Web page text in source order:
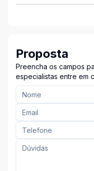
Proposta
Preencha os campos
especialistas entre em